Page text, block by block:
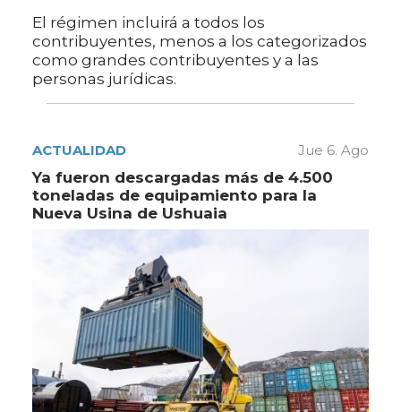
El régimen incluirá a todos los
contribuyentes, menos a los categorizados
como grandes contribuyentes y a las
personas jurídicas.
ACTUALIDAD Jue 6. Ago
Ya fueron descargadas más de 4.500
toneladas de equipamiento para la
Nueva Usina de Ushuaia